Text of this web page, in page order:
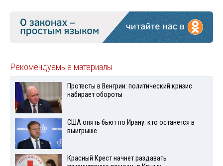
Рекомендуемые материалы
Протесты в Венгрии: политический кризис
набирает обороты
США опять бьют по Ирану: кто останется в
выигрыше
Красный Крест начнет раздавать